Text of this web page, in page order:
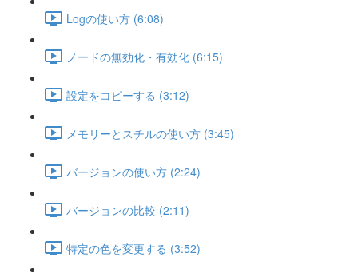
Logの使い方 (6:08)
ノードの無効化・有効化 (6:15)
設定をコピーする (3:12)
メモリーとスチルの使い方 (3:45)
バージョンの使い方 (2:24)
バージョンの比較 (2:11)
特定の色を変更する (3:52)